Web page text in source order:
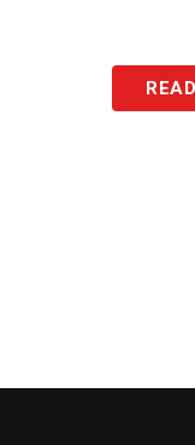
TOP NEWS